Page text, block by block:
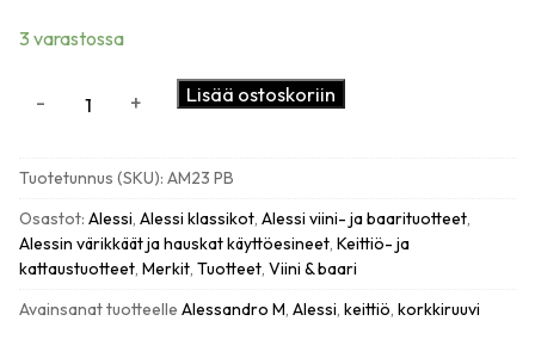
3 varastossa
Alessandro
vaaleansininen
/
musta
määrä
- + Lisää ostoskoriin
Tuotetunnus (SKU): AM23 PB
Osastot: Alessi, Alessi klassikot, Alessi viini- ja baarituotteet,
Alessin värikkäät ja hauskat käyttöesineet, Keittiö- ja
kattaustuotteet, Merkit, Tuotteet, Viini & baari
Avainsanat tuotteelle Alessandro M, Alessi, keittiö, korkkiruuvi